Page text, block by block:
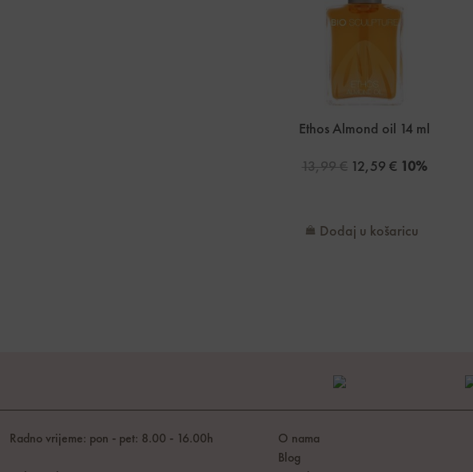
Ethos Almond oil 14 ml
13,99€ 12,59€ 10%
Dodaj u košaricu
Radno vrijeme: pon - pet: 8.00 - 16.00h
O nama
Blog